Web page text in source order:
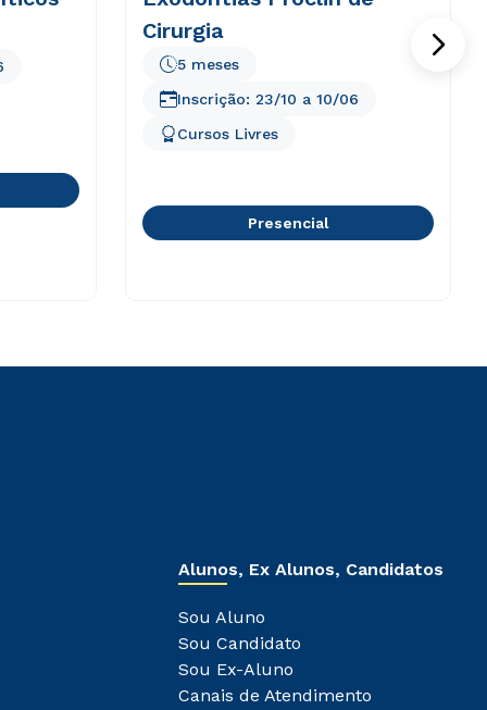
Cirurgia
5 meses
Cursos Livres
Inscrição: 23/10 a 10/06
Presencial
Alunos, Ex Alunos, Candidatos
Sou Aluno
Sou Candidato
Sou Ex-Aluno
Canais de Atendimento